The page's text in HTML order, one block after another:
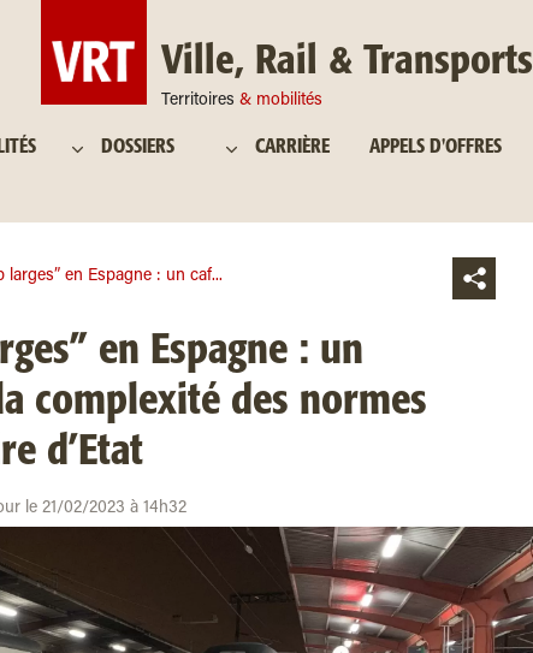
Ville, Rail & Transports
Territoires & mobilités
DOSSIERS CARRIÈRE APPELS D'OFFRES
larges” en Espagne : un caf...
en Espagne : un
complexité des normes
d’Etat
le 21/02/2023 à 14h32